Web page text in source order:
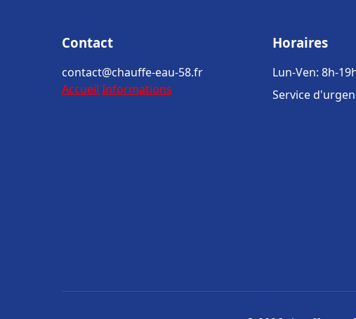
Contact
contact@chauffe-eau-58.fr
Accueil Informations
Horaires
Lun-Ven: 8h-
Service